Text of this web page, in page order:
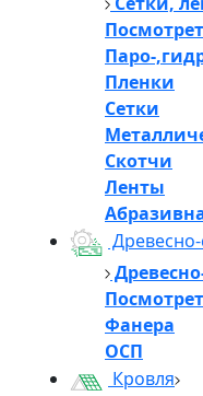
Паро-
Пленки
Сетки
Скотчи
Ленты
Фанера
ОСП
Кровля